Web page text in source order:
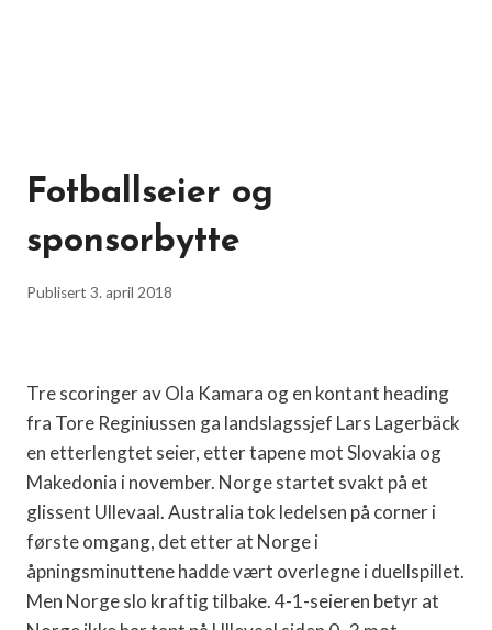
Fotballseier og
sponsorbytte
Publisert 3. april 2018
Tre scoringer av Ola Kamara og en kontant heading
fra Tore Reginiussen ga landslagssjef Lars Lagerbäck
en etterlengtet seier, etter tapene mot Slovakia og
Makedonia i november. Norge startet svakt på et
glissent Ullevaal. Australia tok ledelsen på corner i
første omgang, det etter at Norge i
åpningsminuttene hadde vært overlegne i duellspillet.
Men Norge slo kraftig tilbake. 4-1-seieren betyr at